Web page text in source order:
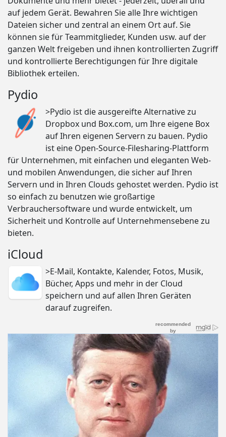
auf jedem Gerät. Bewahren Sie alle Ihre wichtigen
Dateien sicher und zentral an einem Ort auf. Sie
können sie für Teammitglieder, Kunden usw. auf der
ganzen Welt freigeben und ihnen kontrollierten Zugriff
und kontrollierte Berechtigungen für Ihre digitale
Bibliothek erteilen.
Pydio
>Pydio ist die ausgereifte Alternative zu
Dropbox und Box.com, um Ihre eigene Box
auf Ihren eigenen Servern zu bauen. Pydio
ist eine Open-Source-Filesharing-Plattform
für Unternehmen, mit einfachen und eleganten Web-
und mobilen Anwendungen, die sicher auf Ihren
Servern und in Ihren Clouds gehostet werden. Pydio ist
so einfach zu benutzen wie großartige
Verbrauchersoftware und wurde entwickelt, um
Sicherheit und Kontrolle auf Unternehmensebene zu
bieten.
iCloud
>E-Mail, Kontakte, Kalender, Fotos, Musik,
Bücher, Apps und mehr in der Cloud
speichern und auf allen Ihren Geräten
darauf zugreifen.